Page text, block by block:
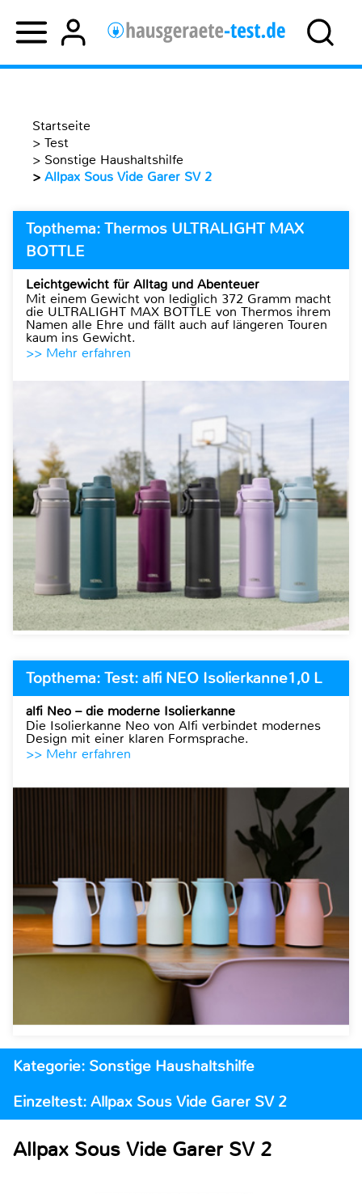
Startseite
> Test
> Sonstige Haushaltshilfe
> Allpax Sous Vide Garer SV 2
Topthema: Thermos ULTRALIGHT MAX
BOTTLE
Leichtgewicht für Alltag und Abenteuer
Mit einem Gewicht von lediglich 372 Gramm macht
die ULTRALIGHT MAX BOTTLE von Thermos ihrem
Namen alle Ehre und fällt auch auf längeren Touren
kaum ins Gewicht.
>> Mehr erfahren
Topthema: Test: alfi NEO Isolierkanne1,0 L
alfi Neo – die moderne Isolierkanne
Die Isolierkanne Neo von Alfi verbindet modernes
Design mit einer klaren Formsprache.
>> Mehr erfahren
Kategorie: Sonstige Haushaltshilfe
Einzeltest: Allpax Sous Vide Garer SV 2
Allpax Sous Vide Garer SV 2